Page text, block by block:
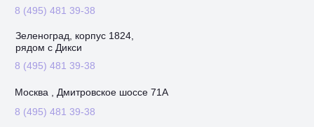
Москва , Дмитровское шоссе 71А
8 (495) 481 39-38
8 (495) 481 39-38
8 (495) 481 39-38
Зеленоград, корпус 1824,
рядом с Дикси